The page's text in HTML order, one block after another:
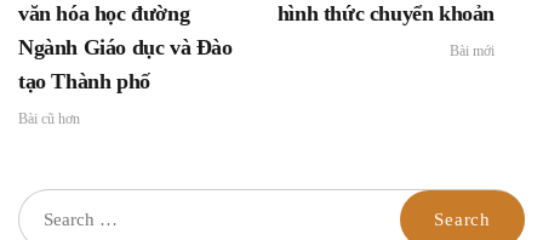
văn hóa học đường
Ngành Giáo dục và Đào
tạo Thành phố
Bài cũ hơn
hình thức chuyển khoản
Bài mới